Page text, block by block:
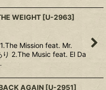
WEIGHT [U-2963]
Mission feat. Mr.
2.The Music feat. El Da
AGAIN [U-2951]